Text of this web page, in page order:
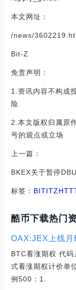
本文网址：
/news/
Bit-Z
免责声明：
1.资讯内容不构成
险
2.本文版权归属原
号的观点或立场
上一篇：
BKEX关于暂停
标签： BITITZHTT
酷币下载热门
OAX:JEX上线
BTC看涨期权 代
式看涨期权计价单
例500：1.